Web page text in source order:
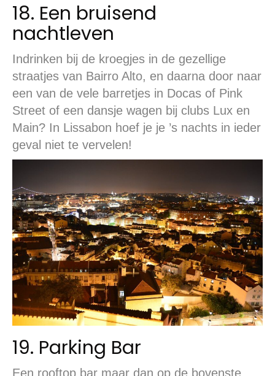
18. Een bruisend
nachtleven
Indrinken bij de kroegjes in de gezellige
straatjes van Bairro Alto, en daarna door naar
een van de vele barretjes in Docas of Pink
Street of een dansje wagen bij clubs Lux en
Main? In Lissabon hoef je je ’s nachts in ieder
geval niet te vervelen!
19. Parking Bar
Een rooftop bar maar dan op de bovenste